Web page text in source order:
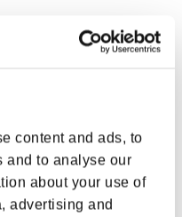
content and ads, to
and to analyse our
about your use of
advertising and